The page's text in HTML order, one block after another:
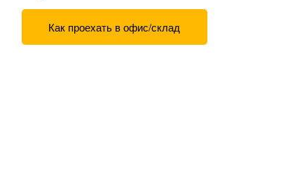
Как проехать в офис/склад